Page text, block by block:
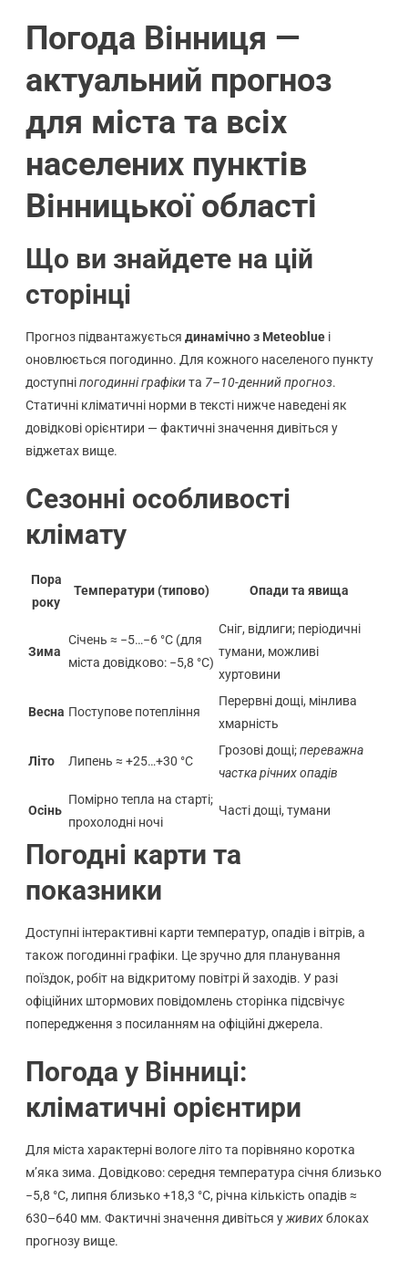
Погода Вінниця —
актуальний прогноз
для міста та всіх
населених пунктів
Вінницької області
Що ви знайдете на цій
сторінці
Прогноз підвантажується динамічно з Meteoblueі
оновлюється погодинно. Для кожного населеного пункту
доступніпогодинні графікита 7–10-денний прогноз.
Статичні кліматичні норми в тексті нижче наведені як
довідкові орієнтири — фактичні значення дивіться у
віджетах вище.
Сезонні особливості
клімату
Пора
року
Температури (типово) Опади та явища
Зима
Січень ≈ −5…−6 °C (для
міста довідково: −5,8 °C)
Сніг, відлиги; періодичні
тумани, можливі
хуртовини
Весна Поступове потепління
Перервні дощі, мінлива
хмарність
Літо Липень ≈ +25…+30 °C
Грозові дощі;переважна
частка річних опадів
Осінь
Помірно тепла на старті;
прохолодні ночі
Часті дощі, тумани
Погодні карти та
показники
Доступні інтерактивні карти температур, опадів і вітрів, а
також погодинні графіки. Це зручно для планування
поїздок, робіт на відкритому повітрі й заходів. У разі
офіційних штормових повідомлень сторінка підсвічує
попередження з посиланням на офіційні джерела.
Погода у Вінниці:
кліматичні орієнтири
Для міста характерні вологе літо та порівняно коротка
м’яка зима. Довідково: середня температура січня близько
−5,8 °C, липня близько +18,3 °C, річна кількість опадів ≈
630–640 мм. Фактичні значення дивіться уживихблоках
прогнозу вище.